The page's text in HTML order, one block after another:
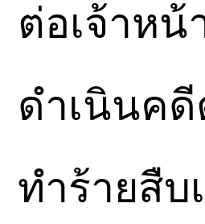
ต่อเจ้าหน้
ดำเนินค
ทำร้ายสืบ